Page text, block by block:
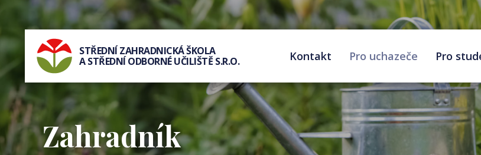
STŘEDNÍ ZAHRADNICKÁ ŠKOLA
A STŘEDNÍ ODBORNÉ UČILIŠTĚ S.R.O.
Kontakt Pro uchazeče Pro
Zahradník